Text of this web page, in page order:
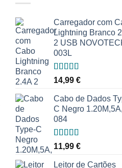
Carregador com
Lightning Branco
2 USB
003L
Avaliação
5.00
14,99 €
Cabo de Dados
C Negro
084
Avaliação
5.00
11,99 €
Leitor de Cartões